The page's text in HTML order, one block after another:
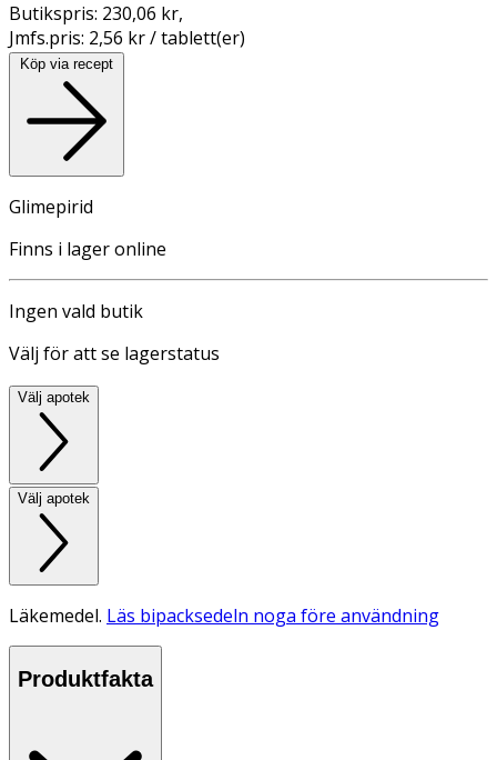
Butikspris: 230,06 kr,
Jmfs.pris: 2,56 kr / tablett(er)
Köp via recept
Glimepirid
Finns i lager online
Ingen vald butik
Välj för att se lagerstatus
Välj apotek
Välj apotek
Läkemedel. Läs bipacksedeln noga före användning
Produktfakta